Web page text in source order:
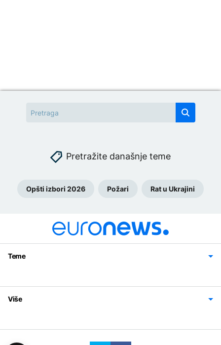
Pretražite današnje teme
Opšti izbori 2026 Požari Rat u Ukrajini
Teme
Svijet
Sport
Magazin
Više
Politika privatnosti
Uslovi korišćenja